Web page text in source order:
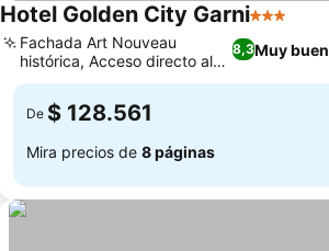
Hotel Golden City Garni3 Estrellas
8,3Muy
Fachada Art Nouveau
histórica, Acceso directo al
tranvía
De $ 128.561
Mira precios de 8 páginas